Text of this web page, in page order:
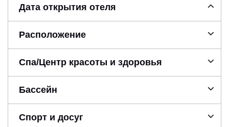
Дата открытия отеля
Расположение
Спа/Центр красоты и здоровья
Бассейн
Спорт и досуг